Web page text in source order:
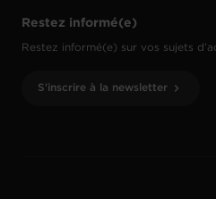
Restez informé(e)
Restez informé(e) sur vos sujets
S'inscrire à la newsletter